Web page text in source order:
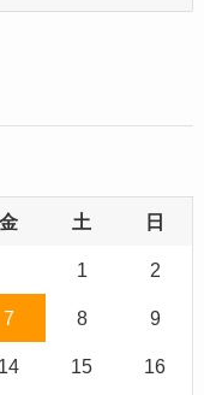
金 土 日
1 2
7 8 9
14 15 16